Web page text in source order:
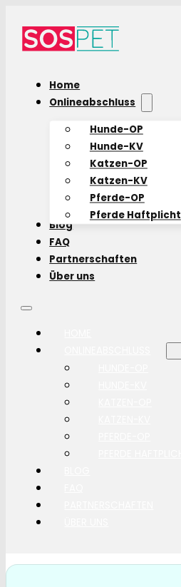
Home
Onlineabschluss
Hunde-OP
Hunde-KV
Katzen-OP
Katzen-KV
Pferde-OP
Pferde Haftplicht
Blog
FAQ
Partnerschaften
Über uns